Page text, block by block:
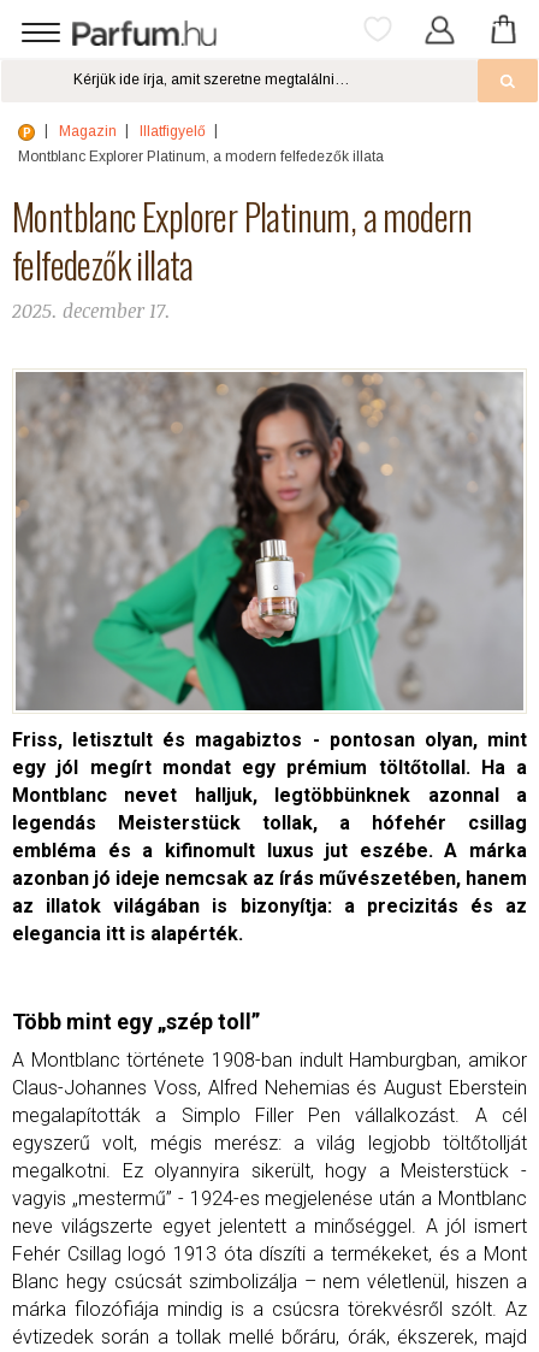
Magazin
Illatfigyelő
Montblanc Explorer Platinum, a modern felfedezők illata
Montblanc Explorer Platinum, a modern
felfedezők illata
2025. december 17.
Friss, letisztult és magabiztos - pontosan olyan, mint
egy jól megírt mondat egy prémium töltőtollal.
Ha a
Montblanc nevet halljuk, legtöbbünknek azonnal a
legendás Meisterstück tollak, a hófehér csillag
embléma és a kifinomult luxus jut eszébe. A márka
azonban jó ideje nemcsak az írás művészetében, hanem
az illatok világában is bizonyítja: a precizitás és az
elegancia itt is alapérték.
Több mint egy „szép toll”
A Montblanc története 1908-ban indult Hamburgban, amikor
Claus-Johannes Voss, Alfred Nehemias és August Eberstein
megalapították a Simplo Filler Pen vállalkozást. A cél
egyszerű volt, mégis merész: a világ legjobb töltőtollját
megalkotni. Ez olyannyira sikerült, hogy a Meisterstück -
vagyis „mestermű” - 1924-es megjelenése után a Montblanc
neve világszerte egyet jelentett a minőséggel. A jól ismert
Fehér Csillag logó 1913 óta díszíti a termékeket, és a Mont
Blanc hegy csúcsát szimbolizálja – nem véletlenül, hiszen a
márka filozófiája mindig is a csúcsra törekvésről szólt. Az
évtizedek során a tollak mellé bőráru, órák, ékszerek, majd